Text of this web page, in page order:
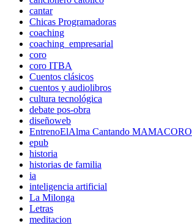
cantar
Chicas Programadoras
coaching
coaching_empresarial
coro
coro ITBA
Cuentos clásicos
cuentos y audiolibros
cultura tecnológica
debate pos-obra
diseñoweb
EntrenoElAlma Cantando MAMACORO
epub
historia
historias de familia
ia
inteligencia artificial
La Milonga
Letras
meditacion